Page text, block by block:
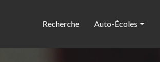
Recherche Auto-Écoles